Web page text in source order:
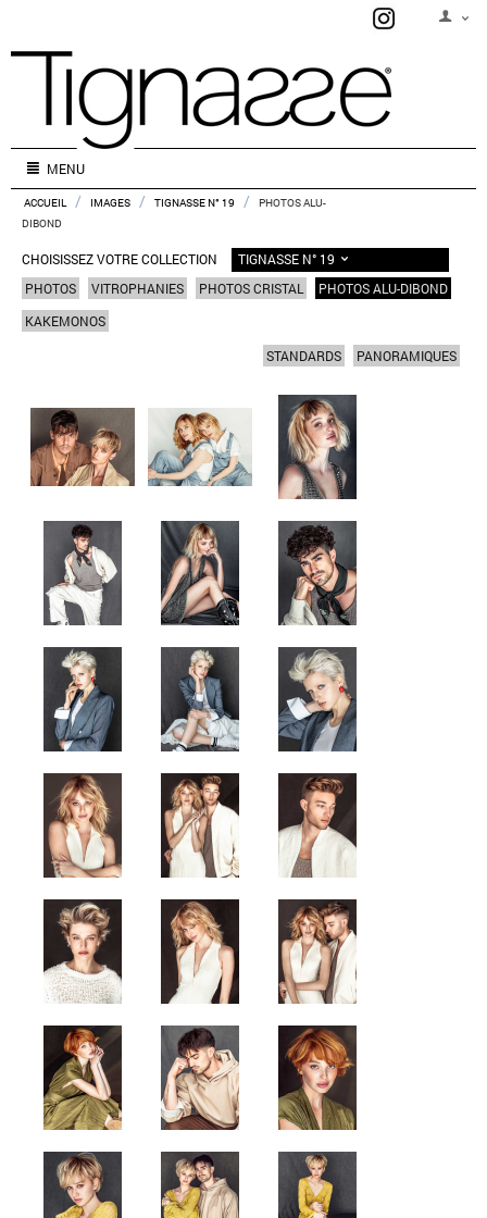
MENU
ACCUEIL / IMAGES / TIGNASSE N° 19 /
PHOTOS ALU-
DIBOND
CHOISISSEZ VOTRE COLLECTION
TIGNASSE N° 19
PHOTOS
VITROPHANIES PHOTOS CRISTAL
PHOTOS ALU-DIBOND
KAKEMONOS
STANDARDS
PANORAMIQUES